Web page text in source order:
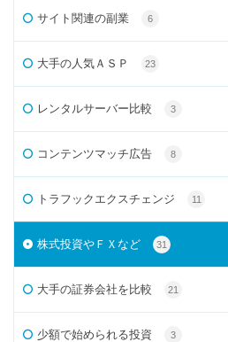
サイト関連の副業 6
大手の人気ＡＳＰ 23
レンタルサーバー比較 3
コンテンツマッチ広告 8
トラフックエクスチェンジ 11
株式投資やＦＸなど 31
大手の証券会社を比較 21
少額で始められる投資 3